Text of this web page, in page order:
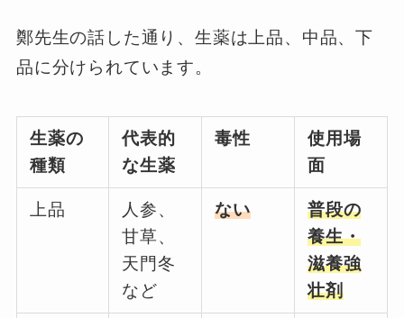
鄭先生の話した通り、生薬は上品、中品、下
品に分けられています。
生薬の
種類
代表的
な生薬
毒性
使用場
面
上品
人参、
甘草、
天門冬
など
ない
普段の
養生・
滋養強
壮剤